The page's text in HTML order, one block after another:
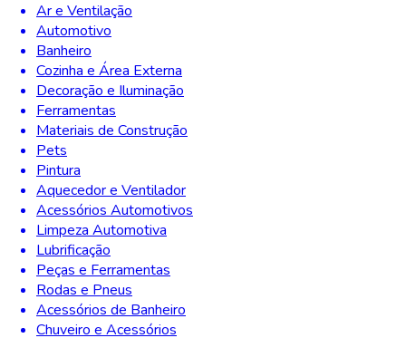
Ar e Ventilação
Automotivo
Banheiro
Cozinha e Área Externa
Decoração e Iluminação
Ferramentas
Materiais de Construção
Pets
Pintura
Aquecedor e Ventilador
Acessórios Automotivos
Limpeza Automotiva
Lubrificação
Peças e Ferramentas
Rodas e Pneus
Acessórios de Banheiro
Chuveiro e Acessórios